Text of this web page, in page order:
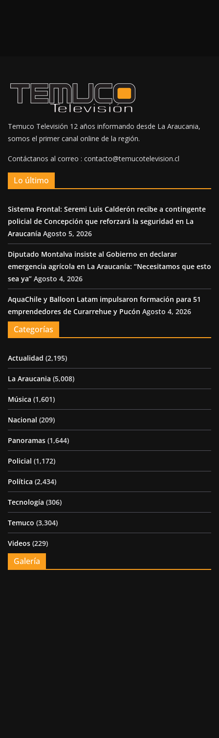
Temuco Televisión 12 años informando desde La Araucania,
somos el primer canal online de la región.
Contáctanos al correo : contacto@temucotelevision.cl
Lo último
Sistema Frontal: Seremi Luis Calderón recibe a contingente
policial de Concepción que reforzará la seguridad en La
Araucanía Agosto 5, 2026
Diputado Montalva insiste al Gobierno en declarar
emergencia agrícola en La Araucanía: “Necesitamos que esto
sea ya” Agosto 4, 2026
AquaChile y Balloon Latam impulsaron formación para 51
emprendedores de Curarrehue y Pucón Agosto 4, 2026
Categorías
Actualidad (2,195)
La Araucania (5,008)
Música (1,601)
Nacional (209)
Panoramas (1,644)
Policial (1,172)
Política (2,434)
Tecnología (306)
Temuco (3,304)
Videos (229)
Galería